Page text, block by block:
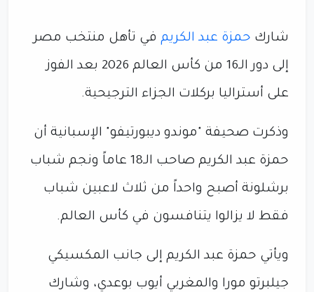
شارك حمزة عبد الكريم في تأهل منتخب مصر
إلى دور الـ16 من كأس العالم 2026 بعد الفوز
على أستراليا بركلات الجزاء الترجيحية.
وذكرت صحيفة "موندو ديبورتيفو" الإسبانية أن
حمزة عبد الكريم صاحب الـ18 عاماً ونجم شباب
برشلونة أصبح واحداً من ثلاث لاعبين شباب
فقط لا يزالوا يتنافسون في كأس العالم.
ويأتي حمزة عبد الكريم إلى جانب المكسيكي
جيلبرتو مورا والمغربي أيوب بوعدي، وشارك